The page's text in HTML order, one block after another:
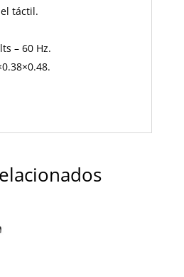
táctil.
– 60 Hz.